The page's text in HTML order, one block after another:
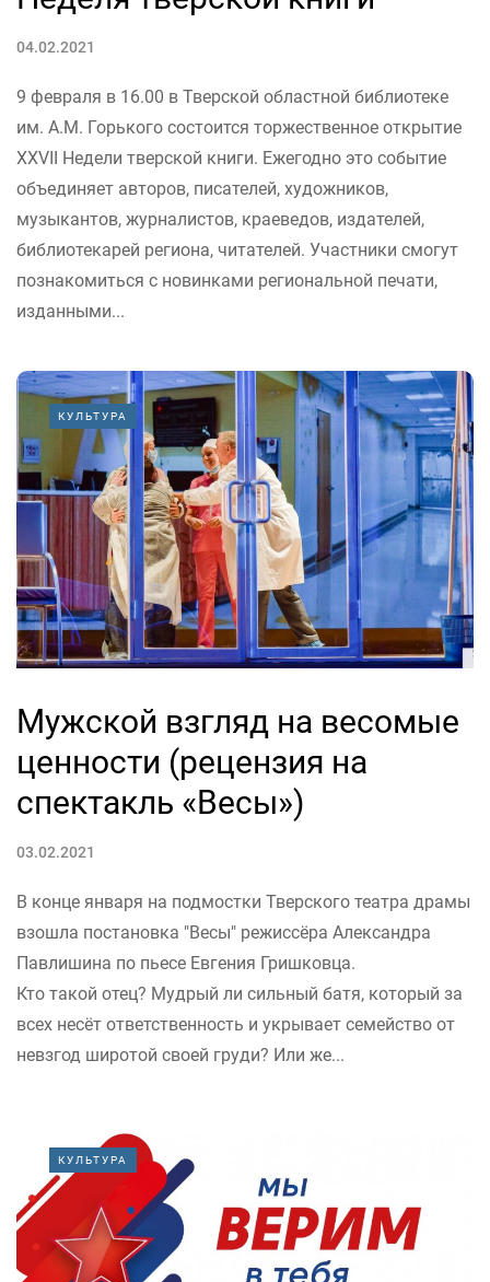
04.02.2021
9 февраля в 16.00 в Тверской областной библиотеке
им. А.М. Горького состоится торжественное открытие
XXVII Недели тверской книги. Ежегодно это событие
объединяет авторов, писателей, художников,
музыкантов, журналистов, краеведов, издателей,
библиотекарей региона, читателей. Участники смогут
познакомиться с новинками региональной печати,
изданными...
КУЛЬТУРА
Мужской взгляд на весомые
ценности (рецензия на
спектакль «Весы»)
03.02.2021
В конце января на подмостки Тверского театра драмы
взошла постановка "Весы" режиссёра Александра
Павлишина по пьесе Евгения Гришковца.
Кто такой отец? Мудрый ли сильный батя, который за
всех несёт ответственность и укрывает семейство от
невзгод широтой своей груди? Или же...
КУЛЬТУРА